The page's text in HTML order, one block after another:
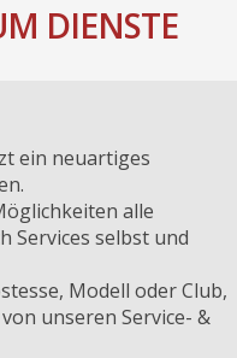
DIENSTE
ein neuartiges
alle
Services selbst und
Modell oder Club,
unseren Service- &